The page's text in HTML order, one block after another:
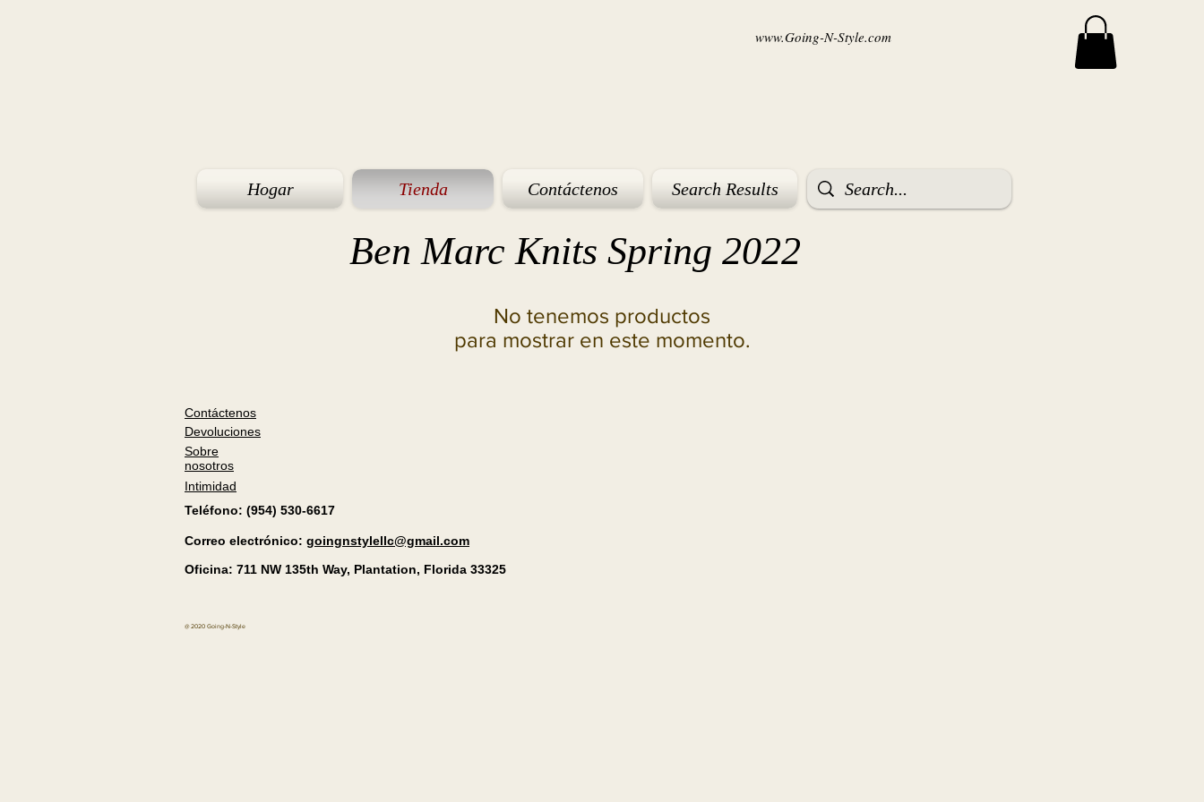
www.Going-N-Style.com
Hogar Tienda Contáctenos Search Results
Ben Marc Knits Spring 2022
No tenemos productos
para mostrar en este momento.
Contáctenos
Devoluciones
Sobre
nosotros
Intimidad
Teléfono: (954) 530-6617
Correo electrónico: goingnstylellc@gmail.com
Oficina: 711 NW 135th Way, Plantation, Florida 33325
@ 2020 Going-N-Style